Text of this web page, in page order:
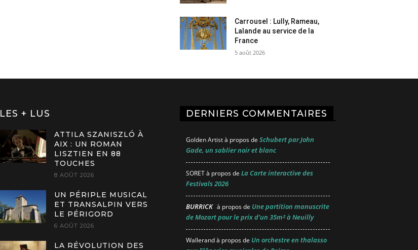
Carrousel : Lully, Rameau,
Lalande au service de la
France
5 août 2026
LES + LUS
ATTILA SZANISZLÓ À
AIX : UN ROMAN
LISZTIEN EN 88
TOUCHES
8 AOÛT 2026
UN PÉRIPLE MUSICAL
ET TRANSALPIN VERS
LE PÉRIGORD
6 AOÛT 2026
LA RÉVOLUTION DES
DERNIERS COMMENTAIRES
Golden Artistà propos de Schubert par John
Gade, un sablier noir et blanc
SORETà propos de La Carte interactive des
Festivals 2026
BURRICK à propos de Une partition manuscrite
de Mozart pour le prix d’un 35m² à Neuilly
Wallerandà propos de Un orchestre en thalasso